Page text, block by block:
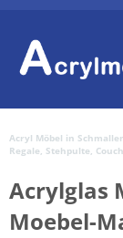
Acryl Möbel in
Regale, Stehpulte,
Acrylglas
Moebel-